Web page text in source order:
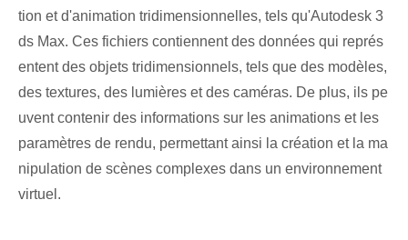
tion et d'animation tridimensionnelles, tels qu'Autodesk 3
ds Max. ‌Ces fichiers contiennent des données qui représ
entent des objets tridimensionnels, tels que⁢ des modèles,
des textures, des lumières et des ⁣caméras. De plus, ils pe
uvent contenir des informations sur les animations et les
paramètres de rendu, permettant ainsi la création et la ma
nipulation de scènes complexes dans un environnement
virtuel.